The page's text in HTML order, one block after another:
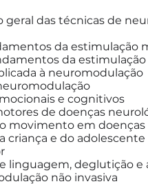
das técnicas de
da estimulação
da
à neuromodulação
e cognitivos
de doenças
movimento em
criança e do adolescente
linguagem, deglutição e
não invasiva